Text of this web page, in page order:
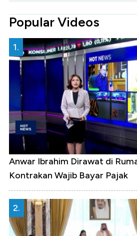
Popular Videos
1.
Anwar Ibrahim Dirawat di
Kontrakan Wajib Bayar Pajak
2.